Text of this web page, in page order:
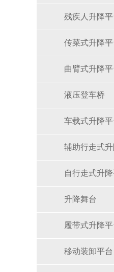
残疾人升降平
传菜式升降平
曲臂式升降平
液压登车桥
车载式升降平
辅助行走式
自行走式升
升降舞台
履带式升降平
移动装卸平台